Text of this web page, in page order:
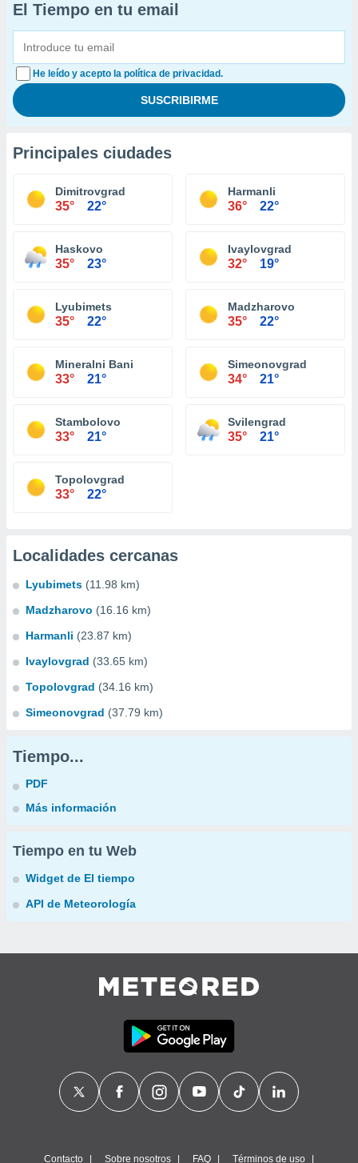
El Tiempo en tu email
He leído y acepto la política de privacidad.
Principales ciudades
Dimitrovgrad
35° 22°
Harmanli
36° 22°
Haskovo
35° 23°
Ivaylovgrad
32° 19°
Lyubimets
35° 22°
Madzharovo
35° 22°
Mineralni Bani
33° 21°
Simeonovgrad
34° 21°
Stambolovo
33° 21°
Svilengrad
35° 21°
Topolovgrad
33° 22°
Localidades cercanas
Lyubimets (11.98 km)
Madzharovo (16.16 km)
Harmanli (23.87 km)
Ivaylovgrad (33.65 km)
Topolovgrad (34.16 km)
Simeonovgrad (37.79 km)
Tiempo...
PDF
Más información
Tiempo en tu Web
Widget de El tiempo
API de Meteorología
Contacto Sobre nosotros FAQ Términos de uso